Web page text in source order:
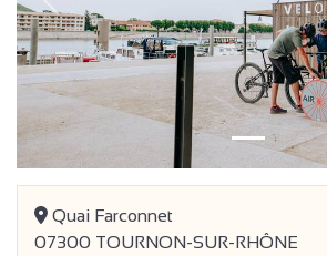
précédent
Quai Farconnet
07300 TOURNON-SUR-RHÔNE